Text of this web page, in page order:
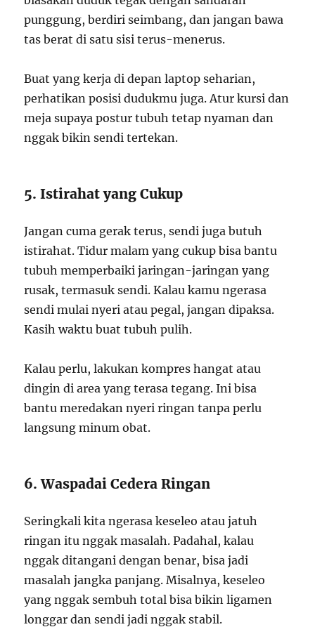
punggung, berdiri seimbang, dan jangan bawa
tas berat di satu sisi terus-menerus.
Buat yang kerja di depan laptop seharian,
perhatikan posisi dudukmu juga. Atur kursi dan
meja supaya postur tubuh tetap nyaman dan
nggak bikin sendi tertekan.
5. Istirahat yang Cukup
Jangan cuma gerak terus, sendi juga butuh
istirahat. Tidur malam yang cukup bisa bantu
tubuh memperbaiki jaringan-jaringan yang
rusak, termasuk sendi. Kalau kamu ngerasa
sendi mulai nyeri atau pegal, jangan dipaksa.
Kasih waktu buat tubuh pulih.
Kalau perlu, lakukan kompres hangat atau
dingin di area yang terasa tegang. Ini bisa
bantu meredakan nyeri ringan tanpa perlu
langsung minum obat.
6. Waspadai Cedera Ringan
Seringkali kita ngerasa keseleo atau jatuh
ringan itu nggak masalah. Padahal, kalau
nggak ditangani dengan benar, bisa jadi
masalah jangka panjang. Misalnya, keseleo
yang nggak sembuh total bisa bikin ligamen
longgar dan sendi jadi nggak stabil.